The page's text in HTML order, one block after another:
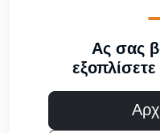
Ας σας